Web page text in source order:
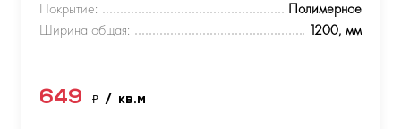
Покрытие:
Полимерное
Ширина общая:
1200, мм
649 ₽ / кв.м